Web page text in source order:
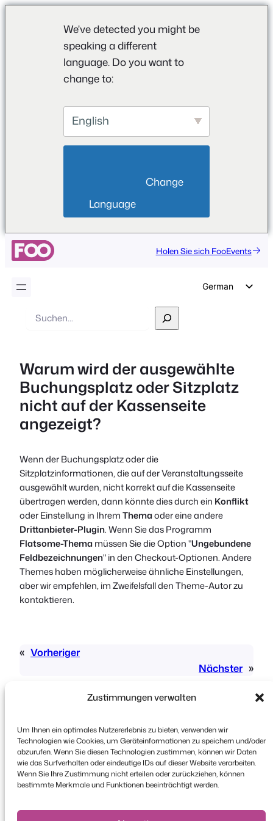
Zustimmungen verwalten
Um Ihnen ein optimales Nutzererlebnis zu bieten, verwenden wir
Technologien wie Cookies, um Geräteinformationen zu speichern und/oder
abzurufen. Wenn Sie diesen Technologien zustimmen, können wir Daten
wie das Surfverhalten oder eindeutige IDs auf dieser Website verarbeiten.
Wenn Sie Ihre Zustimmung nicht erteilen oder zurückziehen, können
bestimmte Merkmale und Funktionen beeinträchtigt werden.
We've detected you might be
speaking a different
language. Do you want to
change to:
English
Language
Holen Sie sich FooEvents
German
Italian
Portuguese
French
Suche
Warum wird der ausgewählte
Buchungsplatz oder Sitzplatz
nicht auf der Kassenseite
angezeigt?
Wenn der Buchungsplatz oder die
Sitzplatzinformationen, die auf der Veranstaltungsseite
ausgewählt wurden, nicht korrekt auf die Kassenseite
übertragen werden, dann könnte dies durch ein Konflikt
oder Einstellung in IhremThemaoder eine andere
Drittanbieter-Plugin. Wenn Sie das Programm
Flatsome-Themamüssen Sie die Option "Ungebundene
Feldbezeichnungen" in den Checkout-Optionen. Andere
Themes haben möglicherweise ähnliche Einstellungen,
aber wir empfehlen, im Zweifelsfall den Theme-Autor zu
kontaktieren.
« Vorheriger
Nächster »
Urheberrecht © 2026 FooEvents. Alle Rechte
vorbehalten.